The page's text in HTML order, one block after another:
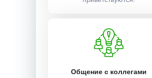
Общение с коллегами